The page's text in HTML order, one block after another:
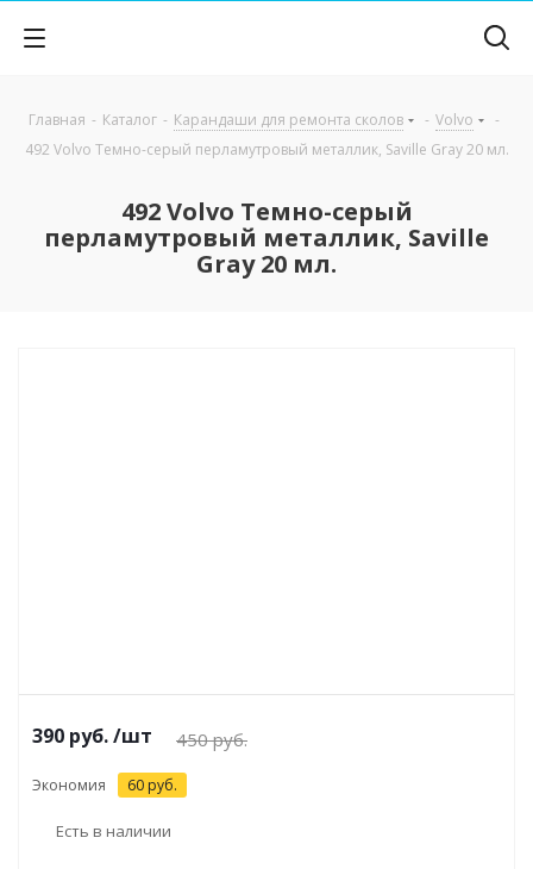
Главная - Каталог - Карандаши для ремонта сколов - Volvo
-
492 Volvo Темно-серый перламутровый металлик, Saville Gray 20 мл.
492 Volvo Темно-серый
перламутровый металлик, Saville
Gray 20 мл.
390 руб./шт 450руб.
Экономия 60 руб.
Есть в наличии